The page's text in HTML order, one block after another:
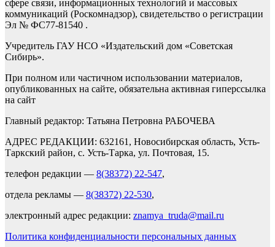
сфере связи, информационных технологий и массовых
коммуникаций (Роскомнадзор), свидетельство о регистрации
Эл № ФС77-81540 .
Учредитель ГАУ НСО «Издательский дом «Советская
Сибирь».
При полном или частичном использовании материалов,
опубликованных на сайте, обязательна активная гиперссылка
на сайт
Главный редактор: Татьяна Петровна РАБОЧЕВА
АДРЕС РЕДАКЦИИ: 632161, Новосибирская область, Усть-
Таркский район, с. Усть-Тарка, ул. Почтовая, 15.
телефон редакции — 8(38372) 22-547,
отдела рекламы — 8(38372) 22-530,
электронный адрес редакции: znamya_truda@mail.ru
Политика конфиденциальности персональных данных